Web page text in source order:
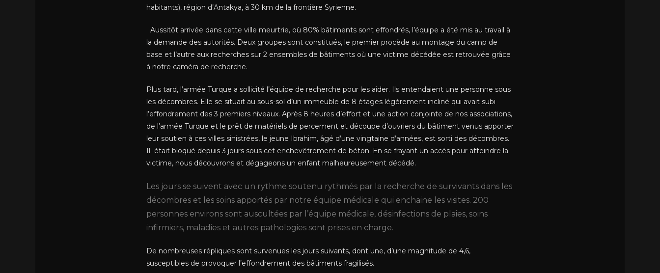
habitants), région d’Antakya, à 30 km de la frontière Syrienne.
Aussitôt arrivée dans cette ville meurtrie, où 80% bâtiments sont effondrés, l’équipe a été mis au travail à
la demande des autorités. Deux groupes sont constitués, le premier procède au montage du camp de
base et l’autre aux recherches sur 2 ensembles de bâtiments où une victime décédée est retrouvée grâce
à notre caméra de recherche.
Plus tard, l’armée Turque a sollicité l’équipe de recherche pour les aider. Ils entendaient une personne sous
les décombres. Elle se situait au sous-sol d’un immeuble de 8 étages légèrement incliné qui avait subi
l’effondrement des 3 premiers niveaux. Après 8 heures d’effort et une action conjointe de nos associations,
de l’armée Turque et le prêt de matériels de percement et découpe d’ouvriers du bâtiment venus apporter
leur soutien à ces villes sinistrées, le jeune Ibrahim, âgé d’une vingtaine d’années, est sorti des décombres.
Il était bloqué depuis 3 jours sous cet enchevêtrement de béton. En se frayant un accès pour atteindre la
victime, nous découvrons et dégageons un enfant malheureusement décédé.
Les jours se suivent avec un rythme soutenu rythmés par la recherche de survivants dans les
décombres et les soins apportés par notre équipe médicale qui enchaine les visites. 200
personnes environs sont auscultées par l’équipe médicale, désinfections de plaies, soins
infirmiers, maladies et autres pathologies sont prises en charge.
De nombreuses répliques sont survenues les jours suivants, dont une, d’une magnitude de 4,6,
susceptibles de provoquer l’effondrement des bâtiments fragilisés.